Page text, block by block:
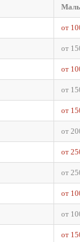
от
от
от
от
от
от
от
от
от
от
от